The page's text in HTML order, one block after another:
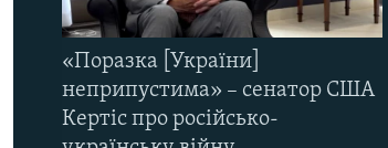
«Поразка [України]
неприпустима» – сенатор США
Кертіс про російсько-